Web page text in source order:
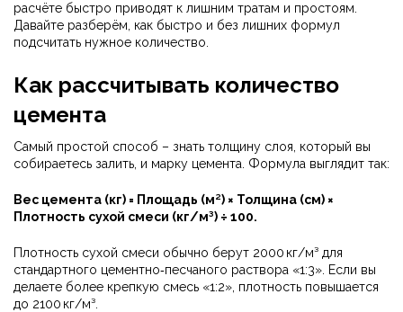
расчёте быстро приводят к лишним тратам и простоям.
Давайте разберём, как быстро и без лишних формул
подсчитать нужное количество.
Как рассчитывать количество
цемента
Самый простой способ – знать толщину слоя, который вы
собираетесь залить, и марку цемента. Формула выглядит так:
Вес цемента (кг) = Площадь (м²) × Толщина (см) ×
Плотность сухой смеси (кг/м³) ÷ 100.
Плотность сухой смеси обычно берут 2000 кг/м³ для
стандартного цементно‑песчаного раствора «1:3». Если вы
делаете более крепкую смесь «1:2», плотность повышается
до 2100 кг/м³.